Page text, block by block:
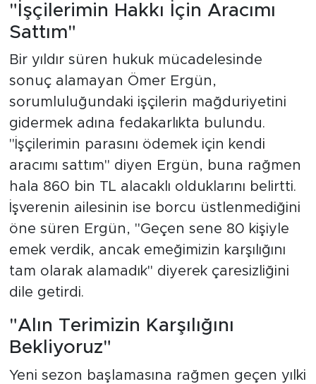
"İşçilerimin Hakkı İçin Aracımı
Sattım"
Bir yıldır süren hukuk mücadelesinde
sonuç alamayan Ömer Ergün,
sorumluluğundaki işçilerin mağduriyetini
gidermek adına fedakarlıkta bulundu.
"İşçilerimin parasını ödemek için kendi
aracımı sattım" diyen Ergün, buna rağmen
hala 860 bin TL alacaklı olduklarını belirtti.
İşverenin ailesinin ise borcu üstlenmediğini
öne süren Ergün, "Geçen sene 80 kişiyle
emek verdik, ancak emeğimizin karşılığını
tam olarak alamadık" diyerek çaresizliğini
dile getirdi.
"Alın Terimizin Karşılığını
Bekliyoruz"
Yeni sezon başlamasına rağmen geçen yılki